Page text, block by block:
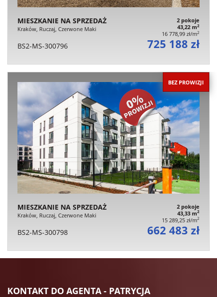
MIESZKANIE NA SPRZEDAŻ
Kraków, Ruczaj, Czerwone Maki
2 pokoje
43,22 m2
16 778,99 zł/m2
BS2-MS-300796 725 188 zł
BEZ PROWIZJI
MIESZKANIE NA SPRZEDAŻ
Kraków, Ruczaj, Czerwone Maki
2 pokoje
43,33 m2
15 289,25 zł/m2
BS2-MS-300798 662 483 zł
KONTAKT DO AGENTA - PATRYCJA